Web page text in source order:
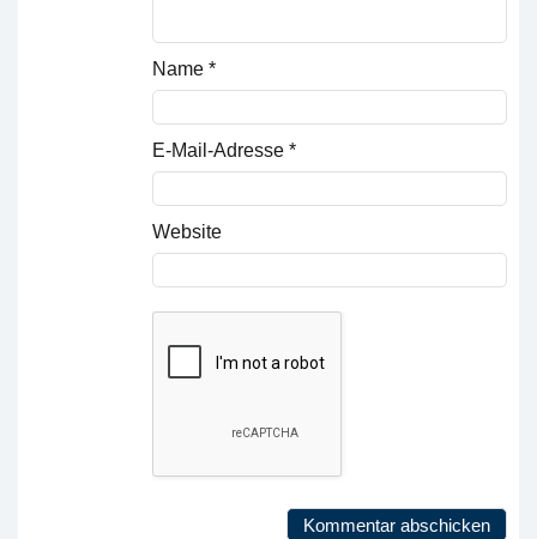
Name *
E-Mail-Adresse *
Website